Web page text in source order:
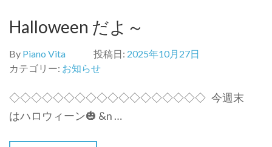
を
押
Halloween だよ～
By Piano Vita 投稿日: 2025年10月27日
カテゴリー: お知らせ
◇◇◇◇◇◇◇◇◇◇◇◇◇◇◇◇◇◇ 今週末
はハロウィーン🎃 &n …